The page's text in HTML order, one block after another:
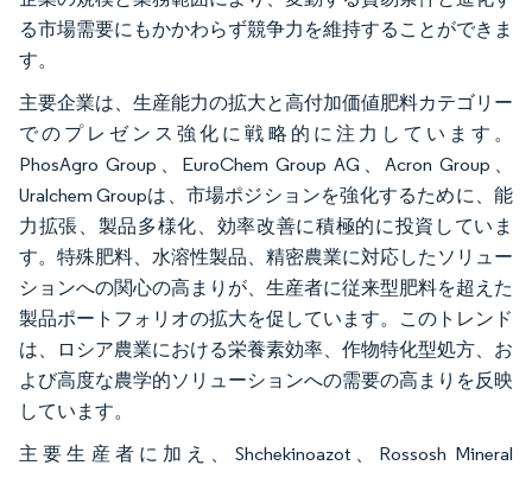
る市場需要にもかかわらず競争力を維持することができま
す。
主要企業は、生産能力の拡大と高付加価値肥料カテゴリー
でのプレゼンス強化に戦略的に注力しています。
PhosAgro Group、EuroChem Group AG、Acron Group、
Uralchem Groupは、市場ポジションを強化するために、能
力拡張、製品多様化、効率改善に積極的に投資していま
す。特殊肥料、水溶性製品、精密農業に対応したソリュー
ションへの関心の高まりが、生産者に従来型肥料を超えた
製品ポートフォリオの拡大を促しています。このトレンド
は、ロシア農業における栄養素効率、作物特化型処方、お
よび高度な農学的ソリューションへの需要の高まりを反映
しています。
主要生産者に加え、Shchekinoazot、Rossosh Mineral